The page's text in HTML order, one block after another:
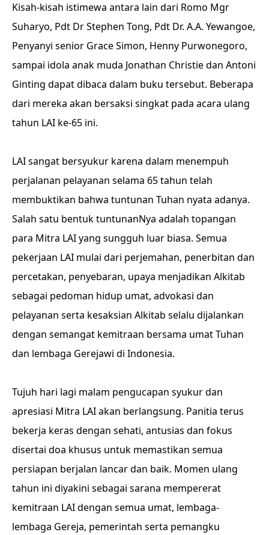
Kisah-kisah istimewa antara lain dari Romo Mgr
Suharyo, Pdt Dr Stephen Tong, Pdt Dr. A.A. Yewangoe,
Penyanyi senior Grace Simon, Henny Purwonegoro,
sampai idola anak muda Jonathan Christie dan Antoni
Ginting dapat dibaca dalam buku tersebut. Beberapa
dari mereka akan bersaksi singkat pada acara ulang
tahun LAI ke-65 ini.
LAI sangat bersyukur karena dalam menempuh
perjalanan pelayanan selama 65 tahun telah
membuktikan bahwa tuntunan Tuhan nyata adanya.
Salah satu bentuk tuntunanNya adalah topangan
para Mitra LAI yang sungguh luar biasa. Semua
pekerjaan LAI mulai dari perjemahan, penerbitan dan
percetakan, penyebaran, upaya menjadikan Alkitab
sebagai pedoman hidup umat, advokasi dan
pelayanan serta kesaksian Alkitab selalu dijalankan
dengan semangat kemitraan bersama umat Tuhan
dan lembaga Gerejawi di Indonesia.
Tujuh hari lagi malam pengucapan syukur dan
apresiasi Mitra LAI akan berlangsung. Panitia terus
bekerja keras dengan sehati, antusias dan fokus
disertai doa khusus untuk memastikan semua
persiapan berjalan lancar dan baik. Momen ulang
tahun ini diyakini sebagai sarana mempererat
kemitraan LAI dengan semua umat, lembaga-
lembaga Gereja, pemerintah serta pemangku